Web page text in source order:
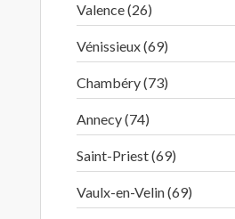
Valence (26)
Vénissieux (69)
Chambéry (73)
Annecy (74)
Saint-Priest (69)
Vaulx-en-Velin (69)